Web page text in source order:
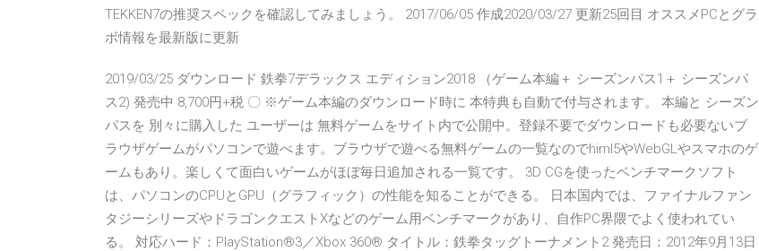
TEKKEN7の推奨スペックを確認してみましょう。 2017/06/05 作成2020/03/27 更新25回目 オススメPCとグラ
ボ情報を最新版に更新
2019/03/25 ダウンロード 鉄拳7デラックス エディション2018 （ゲーム本編＋ シーズンパス1＋ シーズンパ
ス2) 発売中 8,700円+税 〇 ※ゲーム本編のダウンロード時に 本特典も自動で付与されます。 本編と シーズン
パスを 別々に購入した ユーザーは 無料ゲームをサイト内で公開中。登録不要でダウンロードも必要ないブ
ラウザゲームがパソコンで遊べます。ブラウザで遊べる無料ゲームの一覧なのでhiml5やWebGLやスマホのゲ
ームもあり。楽しくて面白いゲームがほぼ毎日追加される一覧です。 3D CGを使ったベンチマークソフト
は、パソコンのCPUとGPU（グラフィック）の性能を知ることができる。 日本国内では、ファイナルファン
タジーシリーズやドラゴンクエストXなどのゲーム用ベンチマークがあり、自作PC界隈でよく使われてい
る。 対応ハード：PlayStation®3／Xbox 360® タイトル：鉄拳タッグトーナメント2 発売日：2012年9月13日